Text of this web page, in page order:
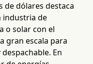
de dólares destaca
industria de
o solar con el
gran escala para
En